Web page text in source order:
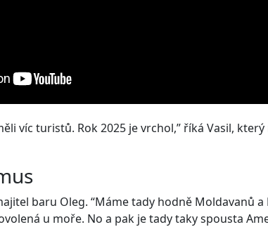
víc turistů. Rok 2025 je vrchol,” říká Vasil,
baru Oleg. “Máme tady hodně Moldavanů
u moře. No a pak je tady taky spousta